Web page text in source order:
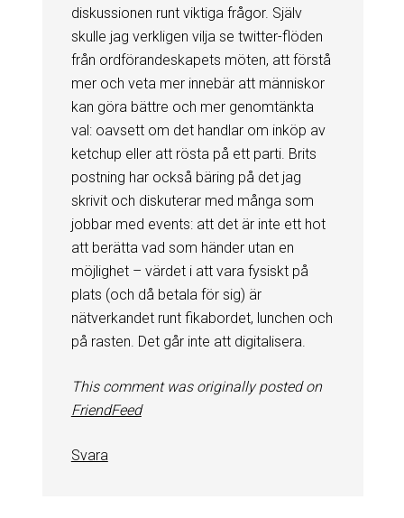
diskussionen runt viktiga frågor. Själv
skulle jag verkligen vilja se twitter-flöden
från ordförandeskapets möten, att förstå
mer och veta mer innebär att människor
kan göra bättre och mer genomtänkta
val: oavsett om det handlar om inköp av
ketchup eller att rösta på ett parti. Brits
postning har också bäring på det jag
skrivit och diskuterar med många som
jobbar med events: att det är inte ett hot
att berätta vad som händer utan en
möjlighet – värdet i att vara fysiskt på
plats (och då betala för sig) är
nätverkandet runt fikabordet, lunchen och
på rasten. Det går inte att digitalisera.
This comment was originally posted on
FriendFeed
Svara